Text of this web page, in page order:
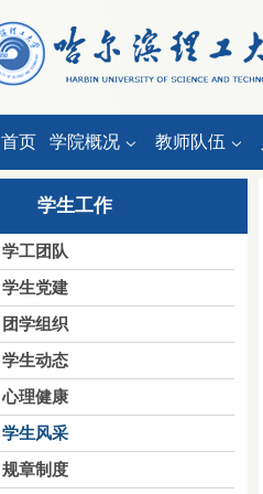
首页 学院概况 教师队伍
学生工作
学工团队
学生党建
团学组织
学生动态
心理健康
学生风采
规章制度